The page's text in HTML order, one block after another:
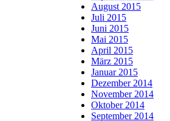
August 2015
Juli 2015
Juni 2015
Mai 2015
April 2015
März 2015
Januar 2015
Dezember 2014
November 2014
Oktober 2014
September 2014